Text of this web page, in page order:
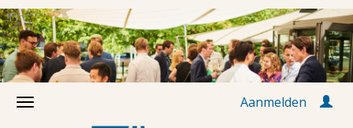
Aanmelden